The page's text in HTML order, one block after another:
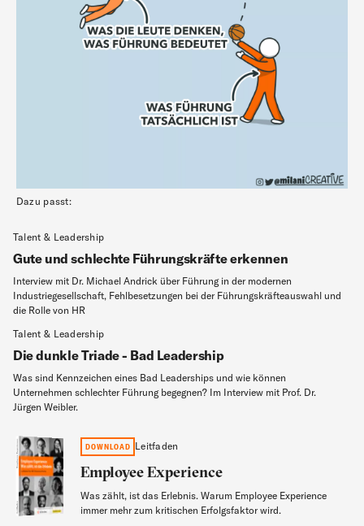
Dazu passt:
Talent & Leadership
Gute und schlechte Führungskräfte erkennen
Interview mit Dr. Michael Andrick über Führung in der modernen
Industriegesellschaft, Fehlbesetzungen bei der Führungskräfteauswahl und
die Rolle von HR
Talent & Leadership
Die dunkle Triade - Bad Leadership
Was sind Kennzeichen eines Bad Leaderships und wie können
Unternehmen schlechter Führung begegnen? Im Interview mit Prof. Dr.
Jürgen Weibler.
Leitfaden
Employee Experience DOWNLOAD Leitfaden
Employee Experience
Was zählt, ist das Erlebnis. Warum Employee Experience
immer mehr zum kritischen Erfolgsfaktor wird.